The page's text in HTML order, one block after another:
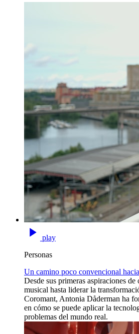
play
Personas
Un camino poco convencional
Desde sus primeras aspiraciones de
musical hasta liderar la
Coromant, Antonia Dåderman ha
en cómo se puede aplicar la
problemas del mundo real.